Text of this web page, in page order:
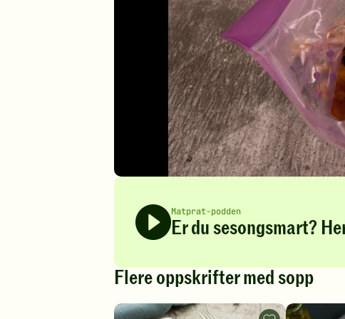
Matprat-podden
Er du sesongsmart?
Flere oppskrifter med sopp